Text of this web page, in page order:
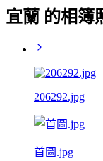
宜蘭 的相簿
206292.jpg
首圖.jpg